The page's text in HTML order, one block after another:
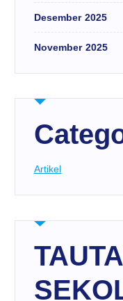
Desember 2025
November 2025
Artikel